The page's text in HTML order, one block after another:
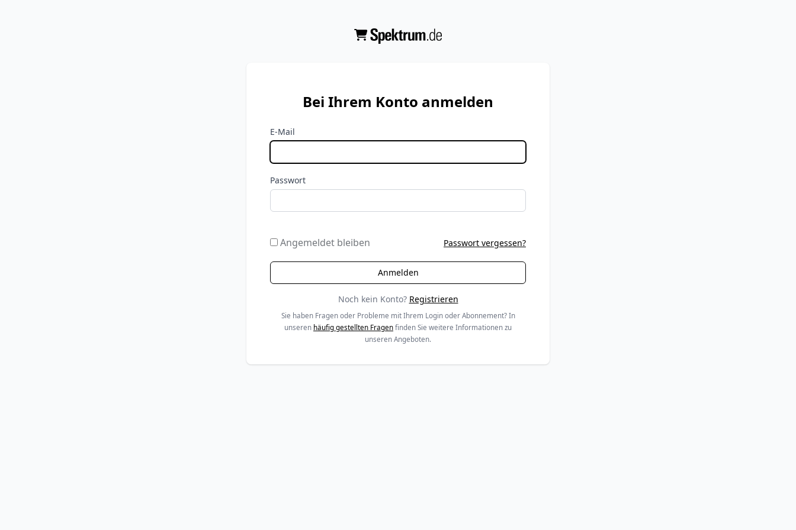
Bei Ihrem Konto anmelden
E-Mail
Passwort
Angemeldet bleiben Passwort vergessen?
Noch kein Konto? Registrieren
Sie haben Fragen oder Probleme mit Ihrem Login oder Abonnement? In
unseren häufig gestellten Fragen finden Sie weitere Informationen zu
unseren Angeboten.